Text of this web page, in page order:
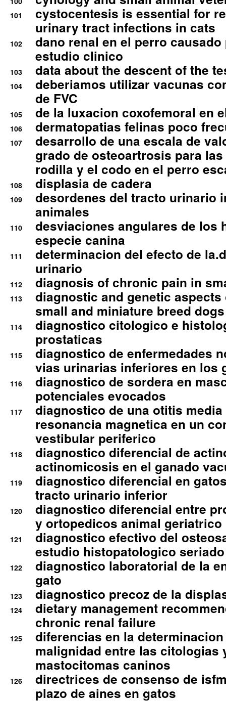
101
cystocentesis is essential for
urinary tract infections in cats
102
dano renal en el perro
estudio clinico
103 data about the descent of the
104
deberiamos utilizar vacunas
de FVC
105 de la luxacion coxofemoral en
106 dermatopatias felinas poco
107
desarrollo de una escala de
grado de osteoartrosis para
rodilla y el codo en el perro
108 displasia de cadera
109
desordenes del tracto urinario
animales
110
desviaciones angulares de los
especie canina
111
determinacion del efecto de
urinario
112 diagnosis of chronic pain in
113
diagnostic and genetic
small and miniature breed
114
diagnostico citologico e
prostaticas
115
diagnostico de enfermedades
vias urinarias inferiores en los
116
diagnostico de sordera en
potenciales evocados
117
diagnostico de una otitis
resonancia magnetica en un
vestibular periferico
118
diagnostico diferencial de
actinomicosis en el ganado
119
diagnostico diferencial en
tracto urinario inferior
120
diagnostico diferencial entre
y ortopedicos animal geriatrico
121
diagnostico efectivo del
estudio histopatologico seriado
122
diagnostico laboratorial de la
gato
123 diagnostico precoz de la
124
dietary management
chronic renal failure
125
diferencias en la
malignidad entre las citologias
mastocitomas caninos
126
directrices de consenso de
plazo de aines en gatos